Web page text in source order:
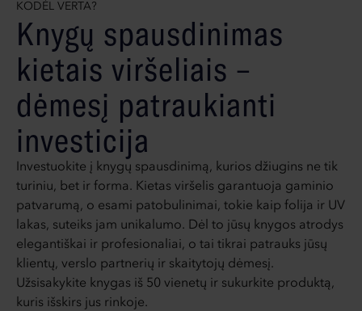
KODĖL VERTA?
Knygų spausdinimas
kietais viršeliais –
dėmesį patraukianti
investicija
Investuokite į knygų spausdinimą, kurios džiugins ne tik
turiniu, bet ir forma. Kietas viršelis garantuoja gaminio
patvarumą, o esami patobulinimai, tokie kaip folija ir UV
lakas, suteiks jam unikalumo. Dėl to jūsų knygos atrodys
elegantiškai ir profesionaliai, o tai tikrai patrauks jūsų
klientų, verslo partnerių ir skaitytojų dėmesį.
Užsisakykite knygas iš 50 vienetų ir sukurkite produktą,
kuris išskirs jus rinkoje.